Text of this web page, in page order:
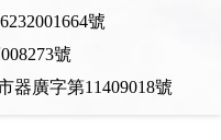
號
號
器廣字第11409018號